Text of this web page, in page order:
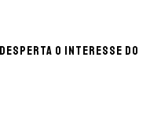
o interesse do